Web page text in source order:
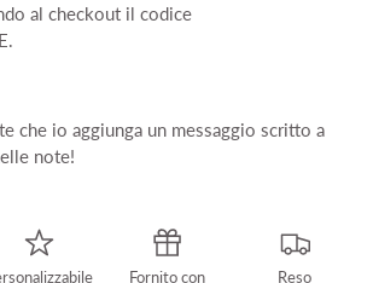
al checkout il codice
che io aggiunga un messaggio scritto a
note!
Fornito con
Reso